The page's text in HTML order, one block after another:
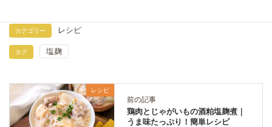
カテゴリー レシピ
タグ 塩麹
レシピ
前の記事
鶏肉とじゃがいもの酒粕塩麹煮｜
うま味たっぷり！簡単レシピ